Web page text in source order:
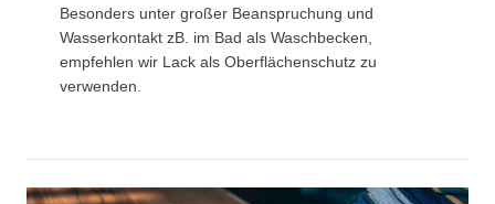
Besonders unter großer Beanspruchung und
Wasserkontakt zB. im Bad als Waschbecken,
empfehlen wir Lack als Oberflächenschutz zu
verwenden.